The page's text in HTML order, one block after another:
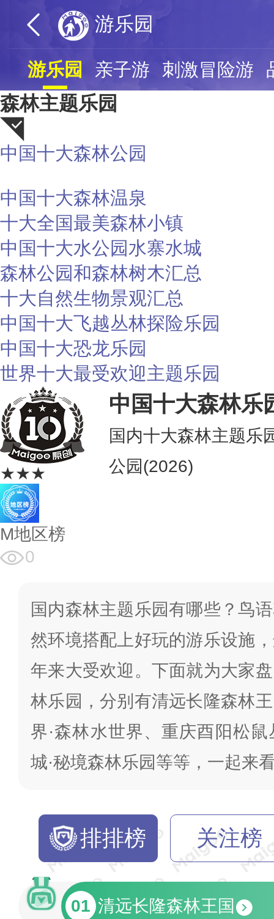
游乐园
游乐园 亲子游 刺激冒险游
森林主题乐园
中国十大森林公园
中国十大森林温泉
十大全国最美森林小镇
中国十大水公园水寨水城
森林公园和森林树木汇总
十大自然生物景观汇总
中国十大飞越丛林探险乐园
中国十大恐龙乐园
世界十大最受欢迎主题乐园
★★★
中国十大森林乐
国内十大森林主题乐
公园(2026)
M地区榜
0
国内森林主题乐园有哪些？鸟
然环境搭配上好玩的游乐设施
年来大受欢迎。下面就为大家
林乐园，分别有清远长隆森林
界·森林水世界、重庆酉阳松
城·秘境森林乐园等等，一起来
排排榜 关注榜
01 清远长隆森林王国